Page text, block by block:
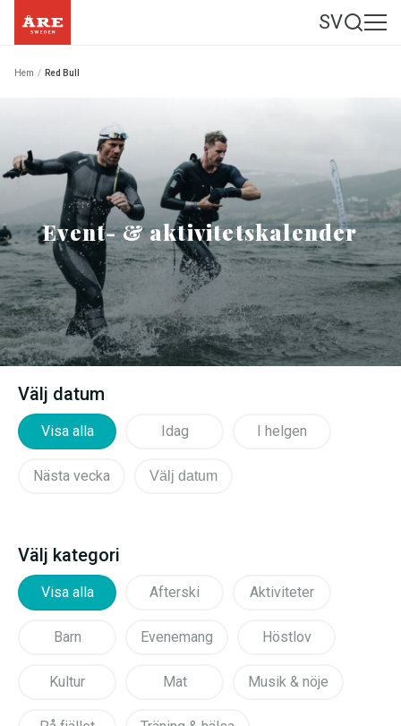
SV
Hem / Red Bull
Event- & aktivitetskalender
Välj datum
Visa alla Idag I helgen
Nästa vecka Välj datum
Välj kategori
Visa alla Afterski Aktiviteter
Barn Evenemang Höstlov
Kultur Mat Musik & nöje